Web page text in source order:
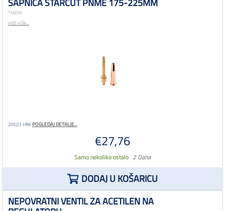
TAGOVI:
vidi više...
209,03 HRKPOGLEDAJ DETALJE...
€27,76
Samo nekoliko ostalo 2 Dana
DODAJ U KOŠARICU
NEPOVRATNI VENTIL ZA ACETILEN NA